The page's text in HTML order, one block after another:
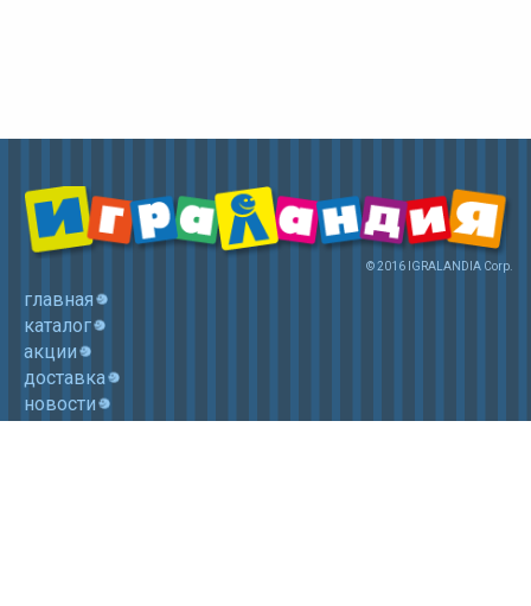
© 2016 IGRALANDIA Corp.
главная
каталог
акции
доставка
новости